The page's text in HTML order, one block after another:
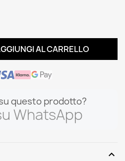
AL CARRELLO
questo prodotto?
WhatsApp
expand_more